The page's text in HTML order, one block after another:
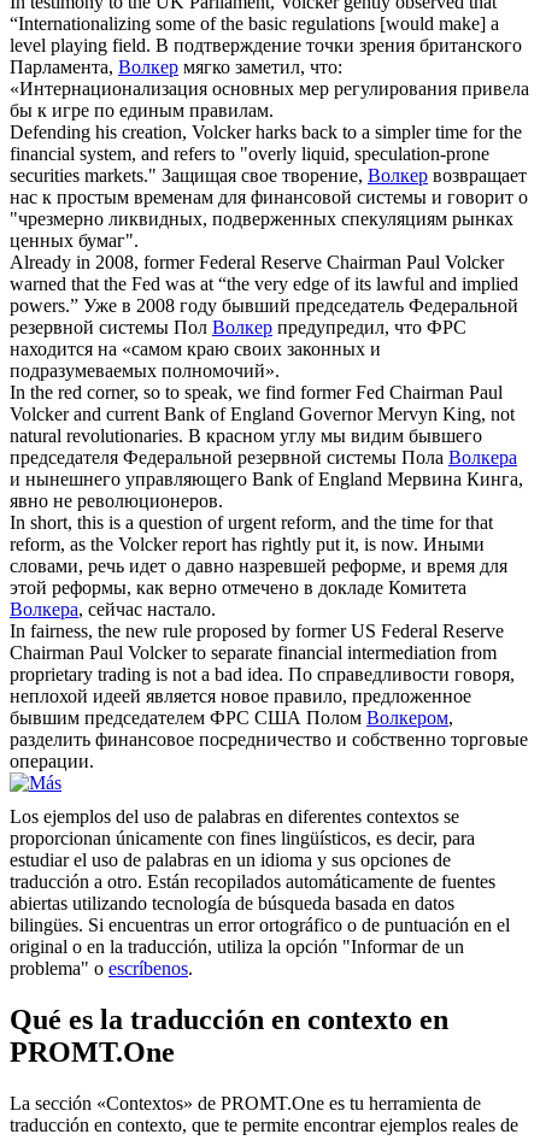
“Internationalizing some of the basic regulations [would make] a
level playing field. В подтверждение точки зрения британского
Парламента, Волкер мягко заметил, что:
«Интернационализация основных мер регулирования привела
бы к игре по единым правилам.
Defending his creation, Volckerharks back to a simpler time for the
financial system, and refers to "overly liquid, speculation-prone
securities markets." Защищая свое творение, Волкер возвращает
нас к простым временам для финансовой системы и говорит о
"чрезмерно ликвидных, подверженных спекуляциям рынках
ценных бумаг".
Already in 2008, former Federal Reserve Chairman Paul Volcker
warned that the Fed was at “the very edge of its lawful and implied
powers.” Уже в 2008 году бывший председатель Федеральной
резервной системы Пол Волкер предупредил, что ФРС
находится на «самом краю своих законных и
подразумеваемых полномочий».
In the red corner, so to speak, we find former Fed Chairman Paul
Volckerand current Bank of England Governor Mervyn King, not
natural revolutionaries. В красном углу мы видим бывшего
председателя Федеральной резервной системы Пола Волкера
и нынешнего управляющего Bank of England Мервина Кинга,
явно не революционеров.
In short, this is a question of urgent reform, and the time for that
reform, as the Volckerreport has rightly put it, is now. Иными
словами, речь идет о давно назревшей реформе, и время для
этой реформы, как верно отмечено в докладе Комитета
Волкера, сейчас настало.
In fairness, the new rule proposed by former US Federal Reserve
Chairman Paul Volckerto separate financial intermediation from
proprietary trading is not a bad idea. По справедливости говоря,
неплохой идеей является новое правило, предложенное
бывшим председателем ФРС США Полом Волкером,
разделить финансовое посредничество и собственно торговые
операции.
Los ejemplos del uso de palabras en diferentes contextos se
proporcionan únicamente con fines lingüísticos, es decir, para
estudiar el uso de palabras en un idioma y sus opciones de
traducción a otro. Están recopilados automáticamente de fuentes
abiertas utilizando tecnología de búsqueda basada en datos
bilingües. Si encuentras un error ortográfico o de puntuación en el
original o en la traducción, utiliza la opción "Informar de un
problema" o escríbenos.
Qué es la traducción en contexto en
PROMT.One
La sección «Contextos» de PROMT.One es tu herramienta de
traducción en contexto, que te permite encontrar ejemplos reales de